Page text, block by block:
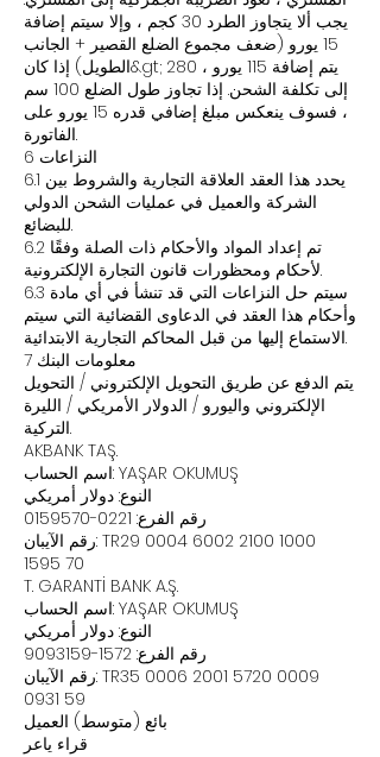
يجب ألا يتجاوز الطرد 30 كجم ، وإلا سيتم إضافة
15 يورو (ضعف مجموع الضلع القصير + الجانب
الطويل) إذا كان&gt; 280 ، يتم إضافة 115 يورو
إلى تكلفة الشحن. إذا تجاوز طول الضلع 100 سم
، فسوف ينعكس مبلغ إضافي قدره 15 يورو على
الفاتورة.
6 النزاعات
6.1 يحدد هذا العقد العلاقة التجارية والشروط بين
الشركة والعميل في عمليات الشحن الدولي
للبضائع.
6.2 تم إعداد المواد والأحكام ذات الصلة وفقًا
لأحكام ومحظورات قانون التجارة الإلكترونية.
6.3 سيتم حل النزاعات التي قد تنشأ في أي مادة
وأحكام هذا العقد في الدعاوى القضائية التي سيتم
الاستماع إليها من قبل المحاكم التجارية الابتدائية.
7 معلومات البنك
يتم الدفع عن طريق التحويل الإلكتروني / التحويل
الإلكتروني واليورو / الدولار الأمريكي / الليرة
التركية.
AKBANK TAŞ.
اسم الحساب: YAŞAR OKUMUŞ
النوع: دولار أمريكي
رقم الفرع: 0221-0159570
رقم الآيبان: TR29 0004 6002 2100 1000
1595 70
T. GARANTİ BANK A.Ş.
اسم الحساب: YAŞAR OKUMUŞ
النوع: دولار أمريكي
رقم الفرع: 1572-9093159
رقم الآيبان: TR35 0006 2001 5720 0009
0931 59
بائع (متوسط) العميل
قراء ياعر